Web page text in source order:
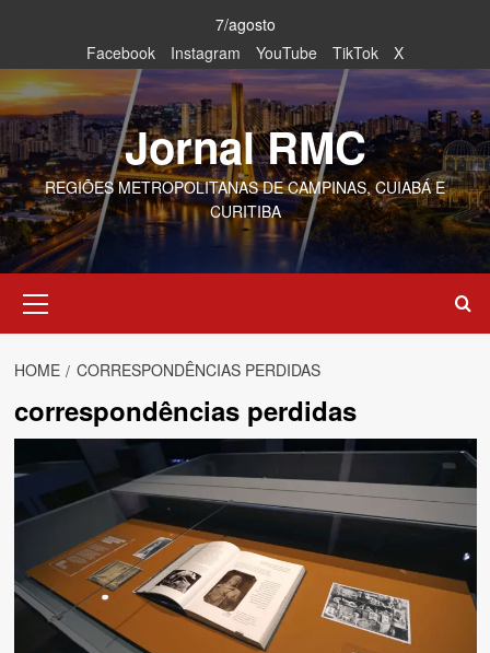
content
7/agosto
Facebook
Instagram YouTube TikTok X
Jornal RMC
REGIÕES METROPOLITANAS DE CAMPINAS, CUIABÁ E
CURITIBA
Menu
HOME CORRESPONDÊNCIAS PERDIDAS
correspondências perdidas